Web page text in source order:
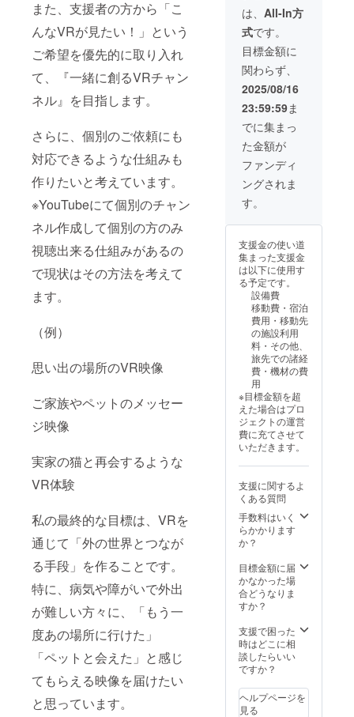
また、支援者の方から「こ
んなVRが見たい！」という
ご希望を優先的に取り入れ
て、『一緒に創るVRチャン
ネル』を目指します。
さらに、個別のご依頼にも
対応できるような仕組みも
作りたいと考えています。
※YouTubeにて個別のチャン
ネル作成して個別の方のみ
視聴出来る仕組みがあるの
で現状はその方法を考えて
ます。
（例）
思い出の場所のVR映像
ご家族やペットのメッセー
ジ映像
実家の猫と再会するような
VR体験
私の最終的な目標は、VRを
通じて「外の世界とつなが
る手段」を作ることです。
特に、病気や障がいで外出
が難しい方々に、「もう一
度あの場所に行けた」
「ペットと会えた」と感じ
てもらえる映像を届けたい
と思っています。
は、 All-In方
式です。
目標金額に
関わらず、
2025/08/16
23:59:59ま
でに集まっ
た金額が
ファンディ
ングされま
す。
支援金の使い道
集まった支援金
は以下に使用す
る予定です。
設備費
移動費・宿泊
費用・移動先
の施設利用
料・その他、
旅先での諸経
費・機材の費
用
※目標金額を超
えた場合はプロ
ジェクトの運営
費に充てさせて
いただきます。
支援に関するよ
くある質問
手数料はいく
らかかります
か？
目標金額に届
かなかった場
合どうなりま
すか？
支援で困った
時はどこに相
談したらいい
ですか？
ヘルプページを
見る